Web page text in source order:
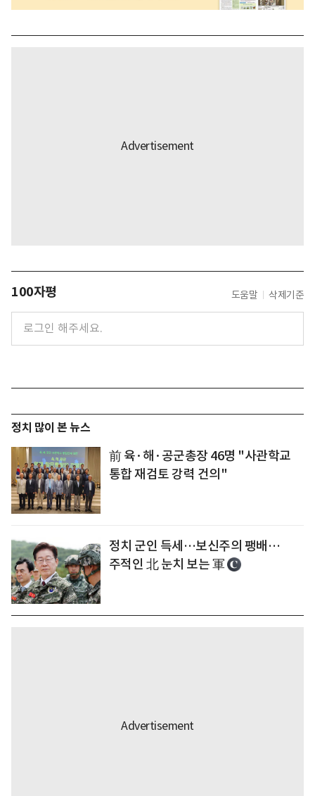
100자평 도움말 삭제기준
정치 많이 본 뉴스
前 육·해·공군총장 46명 "사관학교
통합 재검토 강력 건의"
정치 군인 득세…보신주의 팽배…
주적인 北 눈치 보는 軍